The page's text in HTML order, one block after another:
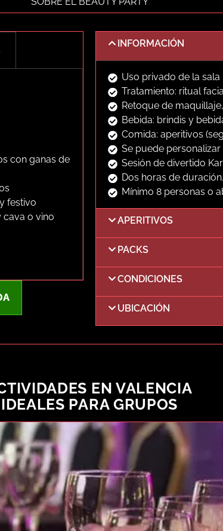
con ganas de
festivo
cava o vino
INFORMACIÓN
Uso privado de la sala
Tratamiento: ritual
Retoque de
Bebida: brindis y
Comida: aperitivos
Se puede
Sesión de divertido
Dos horas de
Mínimo 8 personas o
APERITIVOS
PACKS
CONDICIONES
UBICACIÓN
EN VALENCIA
IDEALES PARA GRUPOS